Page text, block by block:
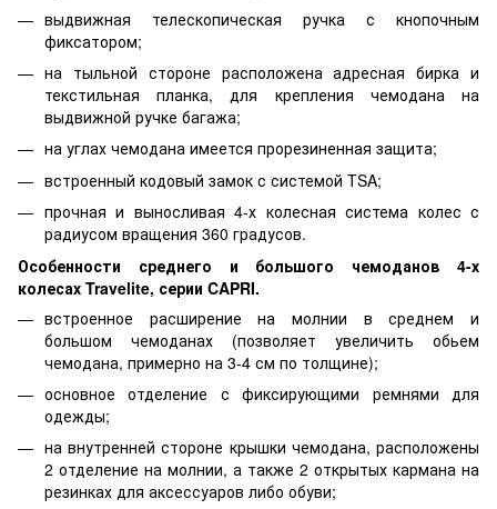
выдвижная телескопическая ручка с кнопочным
фиксатором;
на тыльной стороне расположена адресная бирка и
текстильная планка, для крепления чемодана на
выдвижной ручке багажа;
на углах чемодана имеется прорезиненная защита;
встроенный кодовый замок с системой TSA;
прочная и выносливая 4-х колесная система колес с
радиусом вращения 360 градусов.
Особенности среднего и большого чемоданов 4-х
колесах Travelite, серии CAPRI.
встроенное расширение на молнии в среднем и
большом чемоданах (позволяет увеличить обьем
чемодана, примерно на 3-4 см по толщине);
основное отделение с фиксирующими ремнями для
одежды;
на внутренней стороне крышки чемодана, расположены
2 отделение на молнии, а также 2 открытых кармана на
резинках для аксессуаров либо обуви;